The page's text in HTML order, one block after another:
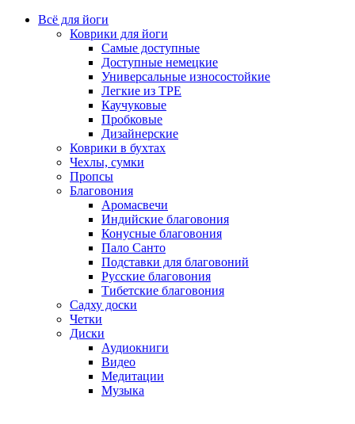
Всё для йоги
Коврики для йоги
Самые доступные
Доступные немецкие
Универсальные износостойкие
Легкие из TPE
Каучуковые
Пробковые
Дизайнерские
Коврики в бухтах
Чехлы, сумки
Пропсы
Благовония
Аромасвечи
Индийские благовония
Конусные благовония
Пало Санто
Подставки для благовоний
Русские благовония
Тибетские благовония
Садху доски
Четки
Диски
Аудиокниги
Видео
Медитации
Музыка